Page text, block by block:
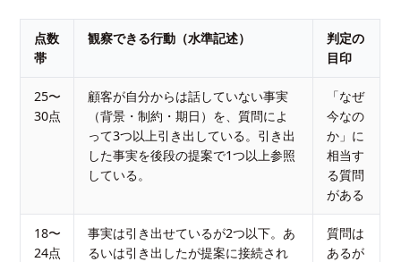
点数
帯
観察できる行動（水準記述）
判定の
目印
25〜
30点
顧客が自分からは話していない事実
（背景・制約・期日）を、質問によ
って3つ以上引き出している。引き出
した事実を後段の提案で1つ以上参照
している。
「なぜ
今なの
か」に
相当す
る質問
がある
18〜
24点
事実は引き出せているが2つ以下。あ
るいは引き出したが提案に接続され
質問は
あるが